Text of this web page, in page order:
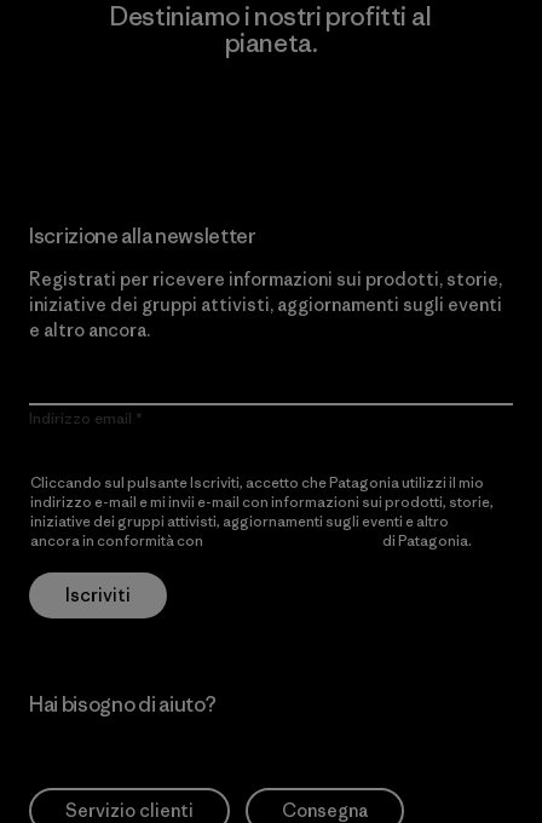
Destiniamo i nostri profitti al
pianeta.
Iscrizione alla newsletter
Registrati per ricevere informazioni sui prodotti, storie,
iniziative dei gruppi attivisti, aggiornamenti sugli eventi
e altro ancora.
Indirizzo email
Cliccando sul pulsante Iscriviti, accetto che Patagonia utilizzi il mio
indirizzo e-mail e mi invii e-mail con informazioni sui prodotti, storie,
iniziative dei gruppi attivisti, aggiornamenti sugli eventi e altro
ancora in conformità con
di Patagonia.
Iscriviti
Hai bisogno di aiuto?
Servizio clienti Consegna